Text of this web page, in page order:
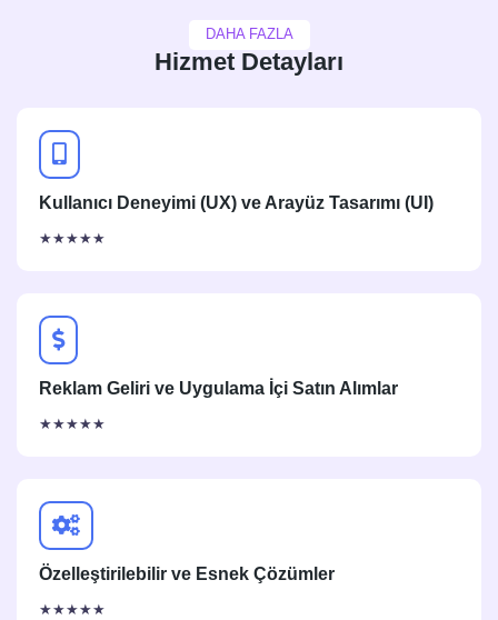
DAHA FAZLA
Hizmet Detayları
Kullanıcı Deneyimi (UX) ve Arayüz Tasarımı (UI)
★★★★★
Reklam Geliri ve Uygulama İçi Satın Alımlar
★★★★★
Özelleştirilebilir ve Esnek Çözümler
★★★★★